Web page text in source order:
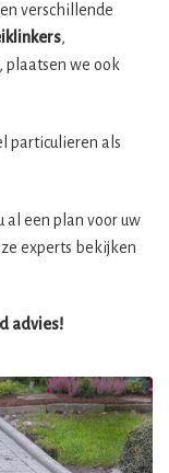
verschillende
,
, plaatsen we ook
particulieren als
al een plan voor uw
experts bekijken
advies!